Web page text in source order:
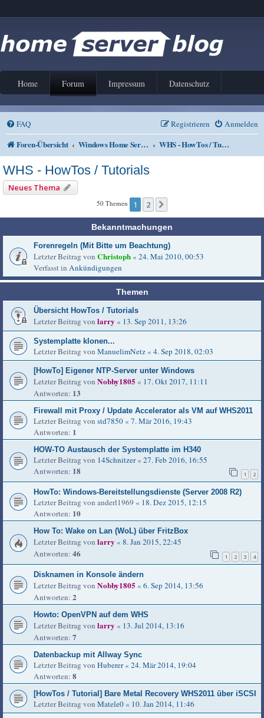
Home Forum Impressum Datenschutz
FAQ Anmelden
Registrieren
Foren-Übersicht Windows Home Server V1 und 2011 WHS - HowTos / Tutorials
WHS - HowTos / Tutorials
Neues Thema
50 Themen 1 2
Bekanntmachungen
Forenregeln (Mit Bitte um Beachtung)
Letzter Beitrag von Christoph « 24. Mai 2010, 00:53
Verfasst in Ankündigungen
Themen
Übersicht HowTos / Tutorials
Letzter Beitrag von larry « 13. Sep 2011, 13:26
Systemplatte klonen...
Letzter Beitrag von ManuelimNetz « 4. Sep 2018, 02:03
[HowTo] Eigener NTP-Server unter Windows
Letzter Beitrag von Nobby1805 « 17. Okt 2017, 11:11
Antworten: 13
Firewall mit Proxy / Update Accelerator als VM auf WHS2011
Letzter Beitrag von std7850 « 7. Mär 2016, 19:43
Antworten: 1
HOW-TO Austausch der Systemplatte im H340
Letzter Beitrag von 14Schnitzer« 27. Feb 2016, 16:55
Antworten: 18 1 2
HowTo: Windows-Bereitstellungsdienste (Server 2008 R2)
Letzter Beitrag von anderl1969 « 18. Dez 2015, 12:15
Antworten: 10
How To: Wake on Lan (WoL) über FritzBox
Letzter Beitrag von larry « 8. Jan 2015, 22:45
Antworten: 46 1 2 3 4
Disknamen in Konsole ändern
Letzter Beitrag von Nobby1805 « 6. Sep 2014, 13:56
Antworten: 2
Howto: OpenVPN auf dem WHS
Letzter Beitrag von larry « 13. Jul 2014, 13:16
Antworten: 7
Datenbackup mit Allway Sync
Letzter Beitrag von Huberer« 24. Mär 2014, 19:04
Antworten: 8
[HowTos / Tutorial] Bare Metal Recovery WHS2011 über iSCSI
Letzter Beitrag von Matele0 « 10. Jan 2014, 11:46